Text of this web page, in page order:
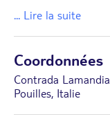
... Lire la suite
Coordonnées
Contrada
Pouilles, Italie